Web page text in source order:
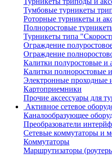
Тумбовые турникеты
Роторные турникеты и
Полноростовые
Турникеты типа
Ограждение
Ограждение
Калитки полуростовые и
Калитки полноростовые
Электронные проходные
Картоприемники
Прочие аксессуары для
Активное сетевое
Каналообразующее
Преобразователи
Сетевые коммутаторы и
Коммутаторы
Маршрутизаторы